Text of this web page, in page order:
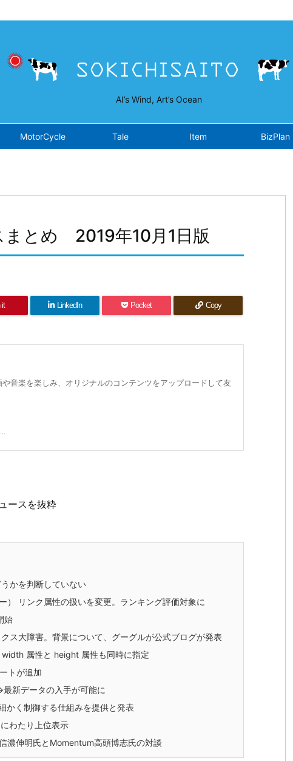
AI’s Wind, Art’s Ocean
MotorCycle Tale Item BizPlan
まとめ 2019年10月1日版
it LinkedIn Pocket Copy
音楽を楽しみ、オリジナルのコンテンツをアップロードして友
ースを抜粋
かを判断していない
リンク属性の扱いを変更。ランキング評価対象に
始
ス大障害。背景について、グーグルが公式ブログが発表
属性と height 属性も同時に指定
トが追加
新データの入手が可能に
かく制御する仕組みを提供と発表
わたり上位表示
濃伸明氏とMomentum高頭博志氏の対談